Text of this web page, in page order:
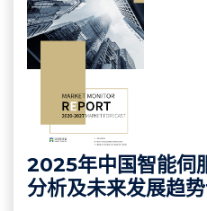
2025年中国智能伺
分析及未来发展趋